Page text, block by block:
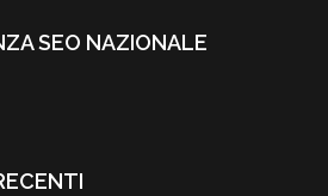
SEO NAZIONALE